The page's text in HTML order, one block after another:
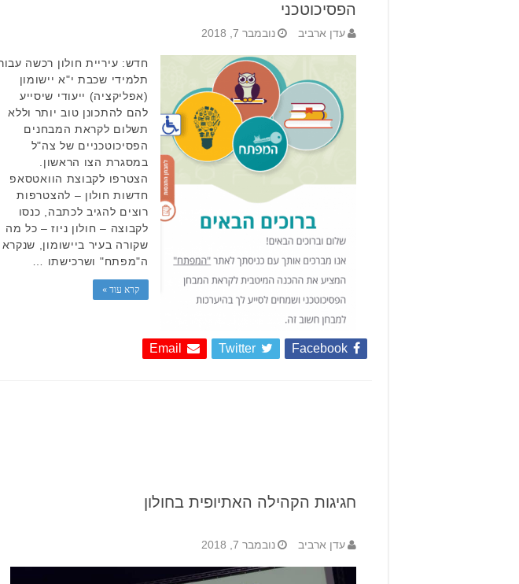
הפסיכוטכני
עדן ארביב נובמבר 7, 2018
חדש: עיריית חולון רכשה
תלמידי שכבת י"א יישומון
(אפליקציה) ייעודי שיסייע
להם להתכונן טוב יותר וללא
תשלום לקראת המבחנים
הפסיכוטכניים של צה"ל
במסגרת הצו הראשון.
הצטרפו לקבוצת הוואטסאפ
חדשות חולון – להצטרפות
רוצים להגיב לכתבה, כנסו
לקבוצה – חולון ניוז – כל מה
שקורה בעיר ביישומון, שנקרא
ה"מפתח" ושרכישתו …
קרא עוד »
Facebook
Twitter
Email
חגיגות הקהילה האתיופית בחולון
עדן ארביב נובמבר 7, 2018